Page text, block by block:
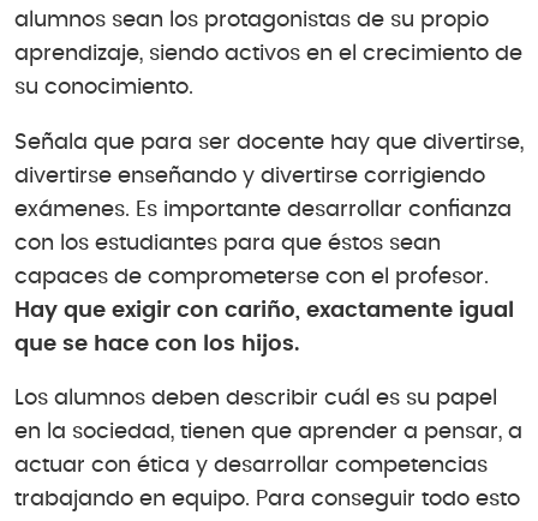
alumnos sean los protagonistas de su propio
aprendizaje, siendo activos en el crecimiento de
su conocimiento.
Señala que para ser docente hay que divertirse,
divertirse enseñando y divertirse corrigiendo
exámenes. Es importante desarrollar confianza
con los estudiantes para que éstos sean
capaces de comprometerse con el profesor.
Hay que exigir con cariño, exactamente igual
que se hace con los hijos.
Los alumnos deben describir cuál es su papel
en la sociedad, tienen que aprender a pensar, a
actuar con ética y desarrollar competencias
trabajando en equipo. Para conseguir todo esto